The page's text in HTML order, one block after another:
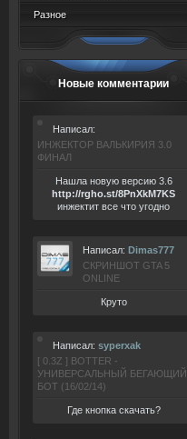
Разное
Новые комментарии
Написал:
ИНЖЕКТОР ВАЛЬКИРИЯ 3.0
ФИНАЛ
Нашла новую версию 3.6
http://rgho.st/8PnXkM7KS
инжектит все что угодно
Написал: Dimas777
СКРИНШОТ GTA 5
ONLINE
Круто
Написал: syperxak
[ 0.3Z ] BOTTER -
УНИВЕРСАЛЬНЫЙ БЕГАЮЩИЙ
БОТ (16/02/14)
Где кнопка скачать?